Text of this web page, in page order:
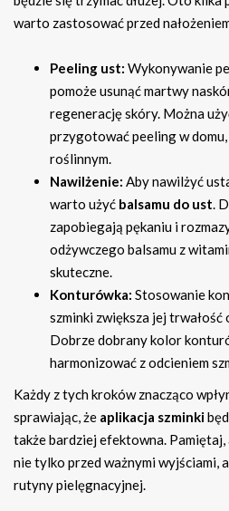
warto zastosować przed
Peeling ust: Wykonywanie
pomoże usunąć martwy
regenerację skóry. Można
przygotować peeling w domu,
roślinnym.
Nawilżenie: Aby nawilżyć
warto użyć balsamu do ust.
zapobiegają pękaniu i
odżywczego balsamu z
skuteczne.
Konturówka: Stosowanie
szminki zwiększa jej trwałość
Dobrze dobrany kolor
harmonizować z odcieniem
Każdy z tych kroków znacząco
sprawiając, że aplikacja szminki
także bardziej efektowna.
nie tylko przed ważnymi wyjściami,
rutyny pielęgnacyjnej.